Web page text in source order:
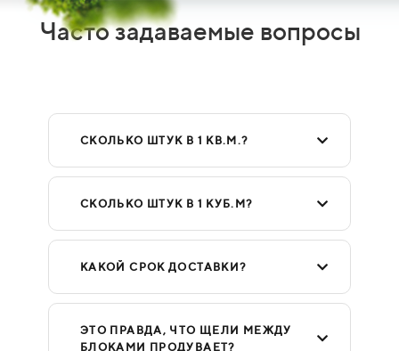
Часто задаваемые вопросы
СКОЛЬКО ШТУК В 1 КВ.М.?
СКОЛЬКО ШТУК В 1 КУБ.М?
КАКОЙ СРОК ДОСТАВКИ?
ЭТО ПРАВДА, ЧТО ЩЕЛИ МЕЖДУ
БЛОКАМИ ПРОДУВАЕТ?